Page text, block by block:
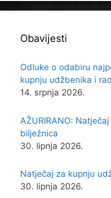
Obavijesti
Odluke o odabiru
kupnju udžbenika i
14. srpnja 2026.
AŽURIRANO:
bilježnica
30. lipnja 2026.
Natječaj za kupnju
30. lipnja 2026.